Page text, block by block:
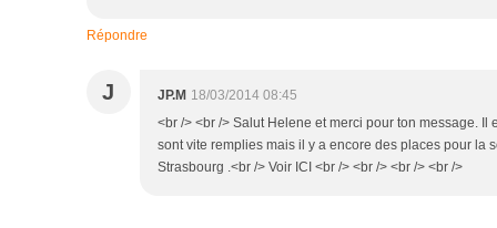
Répondre
J JP.M 18/03/2014 08:45
<br /> <br /> Salut Helene et merci pour ton message. Il
sont vite remplies mais il y a encore des places pour la
Strasbourg .<br /> Voir ICI <br /> <br /> <br /> <br />